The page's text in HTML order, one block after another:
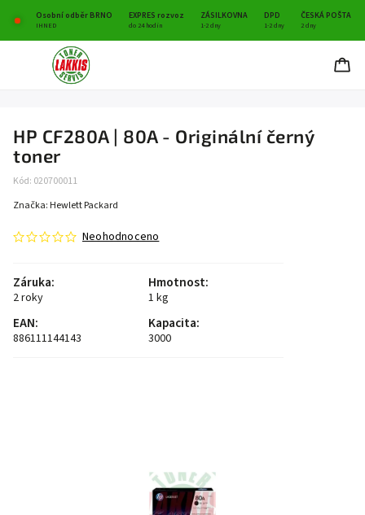
Osobní odběr BRNO EXPRES rozvoz ZÁSILKOVNA DPD ČESKÁ POŠTA
IHNED do 24 hodin 1-2 dny 1-2 dny 2 dny
HP CF280A | 80A - Originální černý
toner
Kód: 020700011
Neohodnoceno
Záruka:
2 roky
Hmotnost:
1 kg
EAN:
886111144143
Kapacita:
3000
Značka: Hewlett Packard